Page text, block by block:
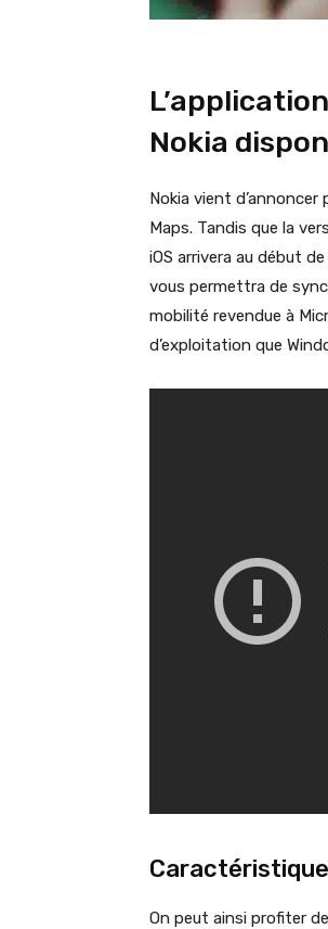
Nokia
Nokia vient
Maps. Tandis que la
iOS arrivera au début
vous permettra de
mobilité revendue à
d’exploitation que
On peut ainsi profiter